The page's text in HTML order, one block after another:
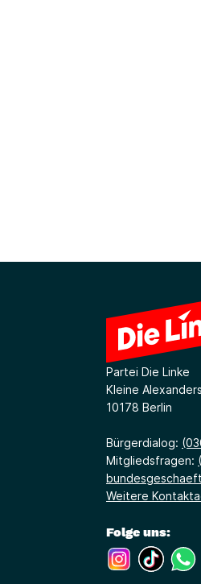
Partei Die Linke
Kleine
10178 Berlin
Bürgerdialog:
Mitgliedsfragen:
Weitere
Folge uns:
(Link (Link